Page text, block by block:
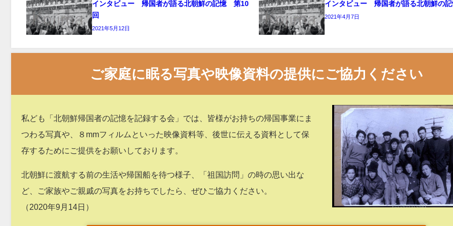
インタビュー 帰国者が語る北朝鮮の記憶 第10
回
2021年5月12日
インタビュー 帰国者が語る北朝鮮の記
2021年4月7日
ご家庭に眠る写真や映像資料の提供にご協力ください
私ども「北朝鮮帰国者の記憶を記録する会」では、皆様がお持ちの帰国事業にま
つわる写真や、８mmフィルムといった映像資料等、後世に伝える資料として保
存するためにご提供をお願いしております。
北朝鮮に渡航する前の生活や帰国船を待つ様子、「祖国訪問」の時の思い出な
ど、ご家族やご親戚の写真をお持ちでしたら、ぜひご協力ください。
（2020年9月14日）